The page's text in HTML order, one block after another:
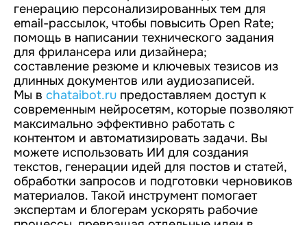
генерацию персонализированных тем для
email-рассылок, чтобы повысить Open Rate;
помощь в написании технического задания
для фрилансера или дизайнера;
составление резюме и ключевых тезисов из
длинных документов или аудиозаписей.
Мы в chataibot.ru предоставляем доступ к
современным нейросетям, которые позволяют
максимально эффективно работать с
контентом и автоматизировать задачи. Вы
можете использовать ИИ для создания
текстов, генерации идей для постов и статей,
обработки запросов и подготовки черновиков
материалов. Такой инструмент помогает
экспертам и блогерам ускорять рабочие